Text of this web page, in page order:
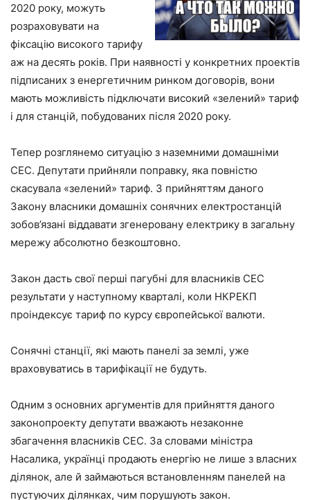
2020 року, можуть
розраховувати на
фіксацію високого тарифу
аж на десять років. При наявності у конкретних проектів
підписаних з енергетичним ринком договорів, вони
мають можливість підключати високий «зелений» тариф
і для станцій, побудованих після 2020 року.
Тепер розглянемо ситуацію з наземними домашніми
СЕС. Депутати прийняли поправку, яка повністю
скасувала «зелений» тариф. З прийняттям даного
Закону власники домашніх сонячних електростанцій
зобов’язані віддавати згенеровану електрику в загальну
мережу абсолютно безкоштовно.
Закон дасть свої перші пагубні для власників СЕС
результати у наступному кварталі, коли НКРЕКП
проіндексує тариф по курсу європейської валюти.
Сонячні станції, які мають панелі за землі, уже
враховуватись в тарифікації не будуть.
Одним з основних аргументів для прийняття даного
законопроекту депутати вважають незаконне
збагачення власників СЕС. За словами міністра
Насалика, українці продають енергію не лише з власних
ділянок, але й займаються встановленням панелей на
пустуючих ділянках, чим порушують закон.